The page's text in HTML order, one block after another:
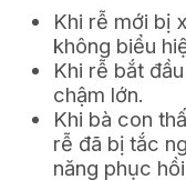
Khi rễ mới bị
không biểu
Khi rễ bắt
chậm lớn.
Khi bà con
rễ đã bị tắc
năng phục